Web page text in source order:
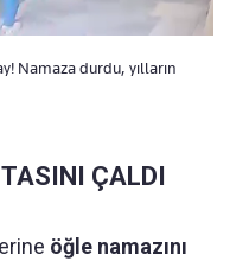
Namaza durdu, yılların
ÇALDI
öğle namazını